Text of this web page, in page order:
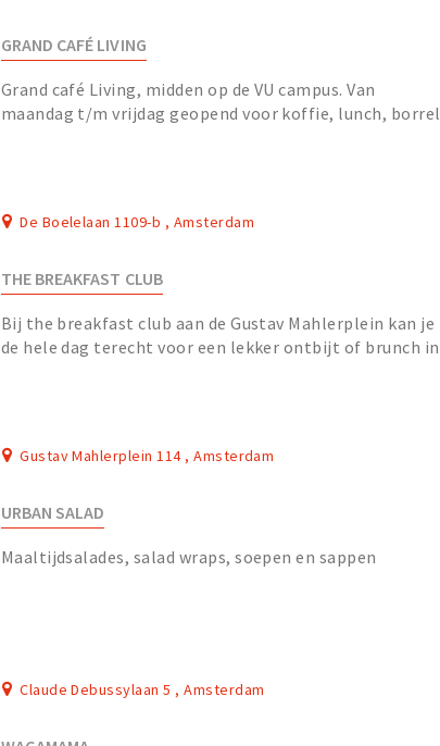
GRAND CAFÉ LIVING
Grand café Living, midden op de VU campus. Van
maandag t/m vrijdag geopend voor koffie, lunch, borrel
De Boelelaan 1109-b , Amsterdam
THE BREAKFAST CLUB
Bij the breakfast club aan de Gustav Mahlerplein kan je
de hele dag terecht voor een lekker ontbijt of brunch in
Gustav Mahlerplein 114 , Amsterdam
URBAN SALAD
Maaltijdsalades, salad wraps, soepen en sappen
Claude Debussylaan 5 , Amsterdam